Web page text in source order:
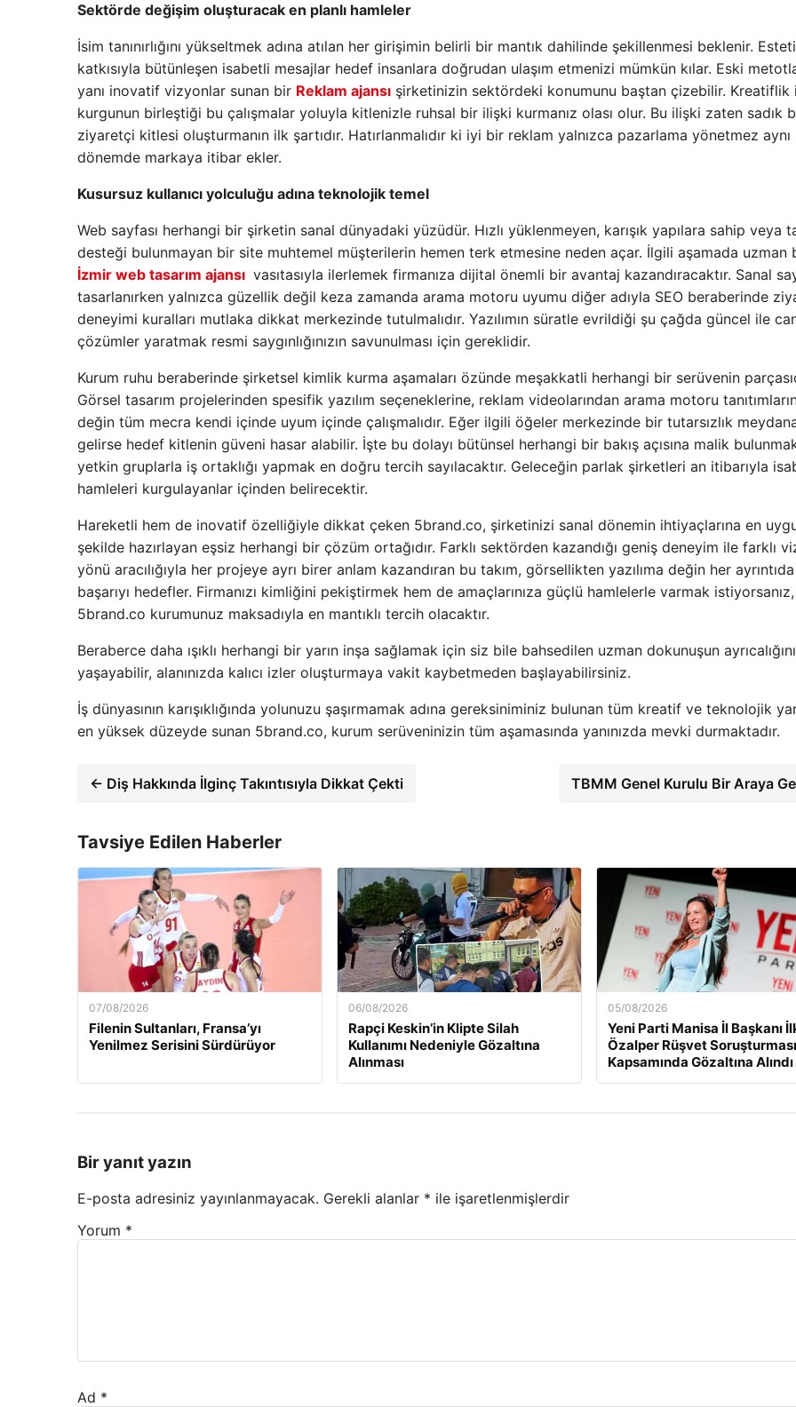
Sektörde değişim oluşturacak en planlı hamleler
İsim tanınırlığını yükseltmek adına atılan her girişimin belirli bir mantık dahilinde şekillenmesi beklenir.
katkısıyla bütünleşen isabetli mesajlar hedef insanlara doğrudan ulaşım etmenizi mümkün kılar. Eski
yanı inovatif vizyonlar sunan bir Reklam ajansı şirketinizin sektördeki konumunu baştan çizebilir. Kreatiflik
kurgunun birleştiği bu çalışmalar yoluyla kitlenizle ruhsal bir ilişki kurmanız olası olur. Bu ilişki zaten sadık
ziyaretçi kitlesi oluşturmanın ilk şartıdır. Hatırlanmalıdır ki iyi bir reklam yalnızca pazarlama yönetmez aynı
dönemde markaya itibar ekler.
Kusursuz kullanıcı yolculuğu adına teknolojik temel
Web sayfası herhangi bir şirketin sanal dünyadaki yüzüdür. Hızlı yüklenmeyen, karışık yapılara sahip veya
desteği bulunmayan bir site muhtemel müşterilerin hemen terk etmesine neden açar. İlgili aşamada uzman
İzmir web tasarım ajansı vasıtasıyla ilerlemek firmanıza dijital önemli bir avantaj kazandıracaktır. Sanal
tasarlanırken yalnızca güzellik değil keza zamanda arama motoru uyumu diğer adıyla SEO beraberinde
deneyimi kuralları mutlaka dikkat merkezinde tutulmalıdır. Yazılımın süratle evrildiği şu çağda güncel ile
çözümler yaratmak resmi saygınlığınızın savunulması için gereklidir.
Kurum ruhu beraberinde şirketsel kimlik kurma aşamaları özünde meşakkatli herhangi bir serüvenin
Görsel tasarım projelerinden spesifik yazılım seçeneklerine, reklam videolarından arama motoru
değin tüm mecra kendi içinde uyum içinde çalışmalıdır. Eğer ilgili öğeler merkezinde bir tutarsızlık
gelirse hedef kitlenin güveni hasar alabilir. İşte bu dolayı bütünsel herhangi bir bakış açısına malik
yetkin gruplarla iş ortaklığı yapmak en doğru tercih sayılacaktır. Geleceğin parlak şirketleri an itibarıyla
hamleleri kurgulayanlar içinden belirecektir.
Hareketli hem de inovatif özelliğiyle dikkat çeken 5brand.co, şirketinizi sanal dönemin ihtiyaçlarına en
şekilde hazırlayan eşsiz herhangi bir çözüm ortağıdır. Farklı sektörden kazandığı geniş deneyim ile farklı
yönü aracılığıyla her projeye ayrı birer anlam kazandıran bu takım, görsellikten yazılıma değin her ayrıntıda
başarıyı hedefler. Firmanızı kimliğini pekiştirmek hem de amaçlarınıza güçlü hamlelerle varmak istiyorsanız,
5brand.co kurumunuz maksadıyla en mantıklı tercih olacaktır.
Beraberce daha ışıklı herhangi bir yarın inşa sağlamak için siz bile bahsedilen uzman dokunuşun ayrıcalığını
yaşayabilir, alanınızda kalıcı izler oluşturmaya vakit kaybetmeden başlayabilirsiniz.
İş dünyasının karışıklığında yolunuzu şaşırmamak adına gereksiniminiz bulunan tüm kreatif ve teknolojik
en yüksek düzeyde sunan 5brand.co, kurum serüveninizin tüm aşamasında yanınızda mevki durmaktadır.
← Diş Hakkında İlginç Takıntısıyla Dikkat Çekti TBMM Genel Kurulu Bir Araya
Tavsiye Edilen Haberler
07/08/2026
Filenin Sultanları, Fransa’yı
Yenilmez Serisini Sürdürüyor
06/08/2026
Rapçi Keskin’in Klipte Silah
Kullanımı Nedeniyle Gözaltına
Alınması
05/08/2026
Yeni Parti Manisa İl Başkanı
Özalper Rüşvet Soruşturması
Kapsamında Gözaltına Alındı
Bir yanıt yazın
E-posta adresiniz yayınlanmayacak. Gerekli alanlar * ile işaretlenmişlerdir
Yorum *
Ad *